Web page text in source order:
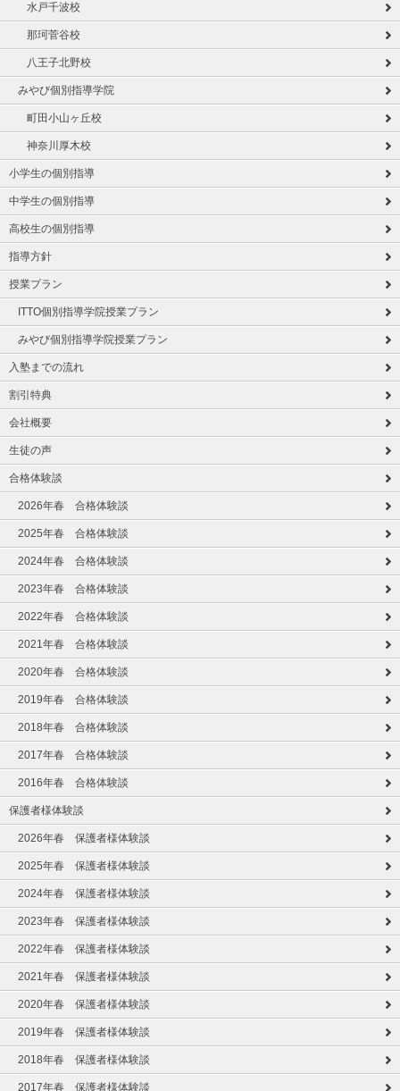
水戸千波校
那珂菅谷校
八王子北野校
みやび個別指導学院
町田小山ヶ丘校
神奈川厚木校
小学生の個別指導
中学生の個別指導
高校生の個別指導
指導方針
授業プラン
ITTO個別指導学院授業プラン
みやび個別指導学院授業プラン
入塾までの流れ
割引特典
会社概要
生徒の声
合格体験談
2026年春 合格体験談
2025年春 合格体験談
2024年春 合格体験談
2023年春 合格体験談
2022年春 合格体験談
2021年春 合格体験談
2020年春 合格体験談
2019年春 合格体験談
2018年春 合格体験談
2017年春 合格体験談
2016年春 合格体験談
保護者様体験談
2026年春 保護者様体験談
2025年春 保護者様体験談
2024年春 保護者様体験談
2023年春 保護者様体験談
2022年春 保護者様体験談
2021年春 保護者様体験談
2020年春 保護者様体験談
2019年春 保護者様体験談
2018年春 保護者様体験談
2017年春 保護者様体験談